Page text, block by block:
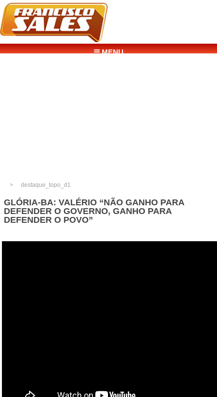
☰ MENU
destaque_topo_d1
GLÓRIA-BA: VALÉRIO “NÃO GANHO PARA
DEFENDER O GOVERNO, GANHO PARA
DEFENDER O POVO”